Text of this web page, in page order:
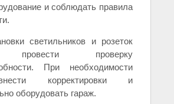
и соблюдать правила
светильников и розеток
провести проверку
При необходимости
корректировки и
оборудовать гараж.